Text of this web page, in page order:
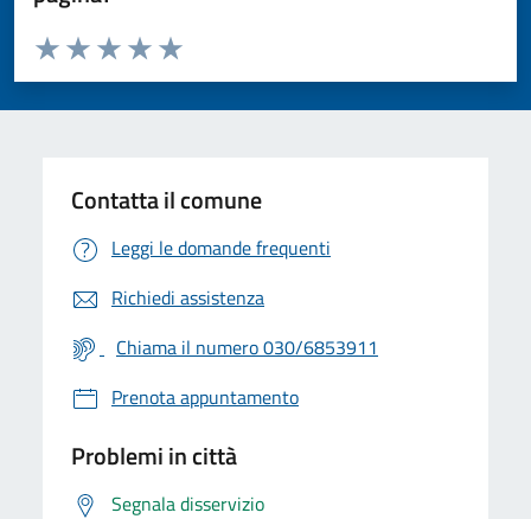
Valuta da 1 a 5 stelle la pagina
Valuta 5 stelle su 5
Valuta 4 stelle su 5
Valuta 3 stelle su 5
Valuta 2 stelle su 5
Valuta 1 stelle su 5
Contatta il comune
Leggi le domande frequenti
Richiedi assistenza
Chiama il numero 030/6853911
Prenota appuntamento
Problemi in città
Segnala disservizio